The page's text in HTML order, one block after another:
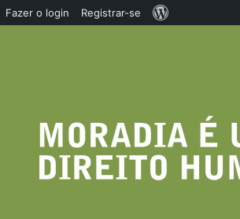
Fazer o login Registrar-se